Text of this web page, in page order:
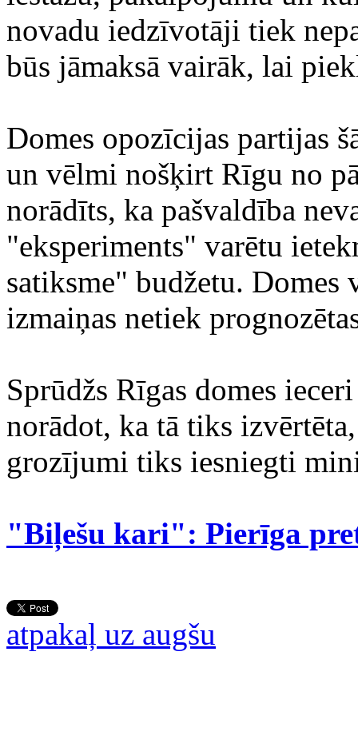
novadu iedzīvotāji tiek
būs jāmaksā vairāk, lai
Domes opozīcijas partijas
un vēlmi nošķirt Rīgu no
norādīts, ka pašvaldība
"eksperiments" varētu
satiksme" budžetu. Domes
izmaiņas netiek
Sprūdžs Rīgas domes
norādot, ka tā tiks
grozījumi tiks iesniegti
"Biļešu kari": Pierīga
atpakaļ uz augšu